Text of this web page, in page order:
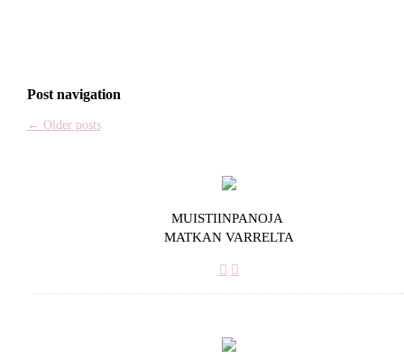
Post navigation
← Older posts
MUISTIINPANOJA
MATKAN VARRELTA